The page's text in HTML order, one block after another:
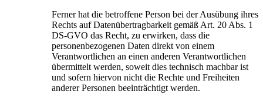
Ferner hat die betroffene Person bei der Ausübung ihres
Rechts auf Datenübertragbarkeit gemäß Art. 20 Abs. 1
DS-GVO das Recht, zu erwirken, dass die
personenbezogenen Daten direkt von einem
Verantwortlichen an einen anderen Verantwortlichen
übermittelt werden, soweit dies technisch machbar ist
und sofern hiervon nicht die Rechte und Freiheiten
anderer Personen beeinträchtigt werden.